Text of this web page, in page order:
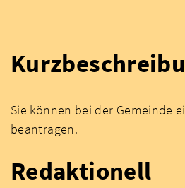
Sie können bei der Gemeinde
beantragen.
Redaktionell